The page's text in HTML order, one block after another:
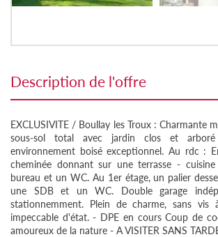
description de l'offre
EXCLUSIVITE / Boullay les Troux : Charmante
sous-sol total avec jardin clos et
environnement boisé exceptionnel. Au rdc :
cheminée donnant sur une terrasse -
bureau et un WC. Au 1er étage, un palier
une SDB et un WC. Double garage
stationnemment. Plein de charme, sans
impeccable d'état. - DPE en cours Coup de
amoureux de la nature - A VISITER SANS